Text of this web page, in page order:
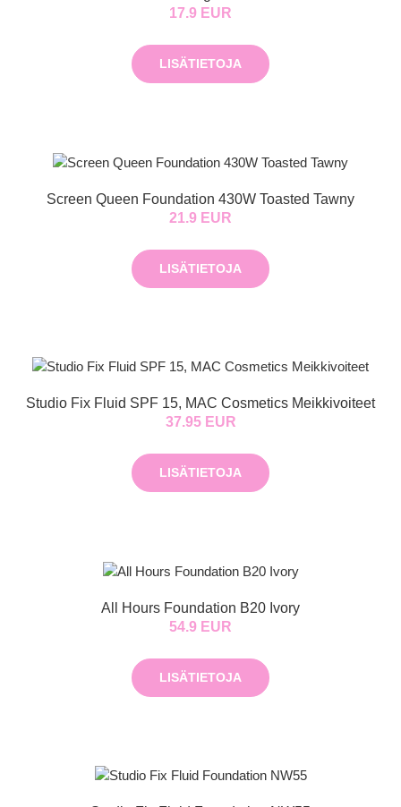
17.9 EUR
LISÄTIETOJA
Screen Queen Foundation 430W Toasted Tawny
21.9 EUR
LISÄTIETOJA
Studio Fix Fluid SPF 15, MAC Cosmetics Meikkivoiteet
37.95 EUR
LISÄTIETOJA
All Hours Foundation B20 Ivory
54.9 EUR
LISÄTIETOJA